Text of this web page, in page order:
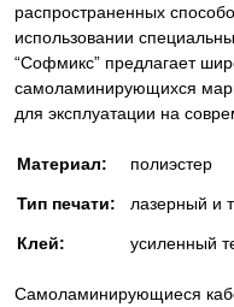
распространенных
использовании
“Софмикс” предлагает
самоламинирующихся
для эксплуатации на
Материал: полиэстер
Тип печати: лазерный и
Клей: усиленный
Самоламинирующиеся